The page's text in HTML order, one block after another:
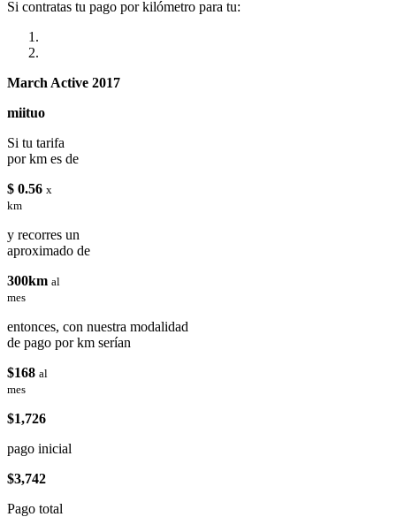
Si contratas tu pago por kilómetro para tu:
March Active 2017
miituo
Si tu tarifa
por km es de
$ 0.56 x
km
y recorres un
aproximado de
300km al
mes
entonces, con nuestra modalidad
de pago por km serían
$168 al
mes
$1,726
pago inicial
$3,742
Pago total